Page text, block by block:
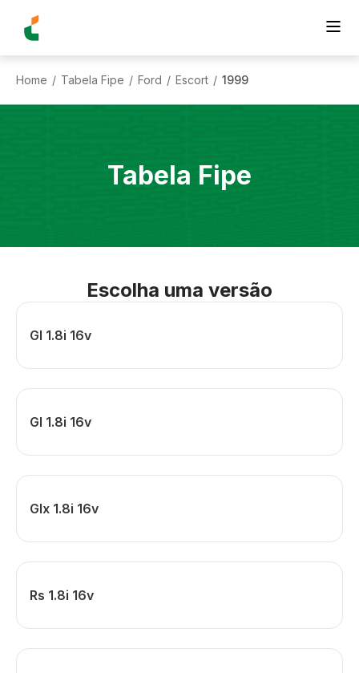
Home / Tabela Fipe / Ford / Escort / 1999
Tabela Fipe
Escolha uma versão
Gl 1.8i 16v
Gl 1.8i 16v
Glx 1.8i 16v
Rs 1.8i 16v